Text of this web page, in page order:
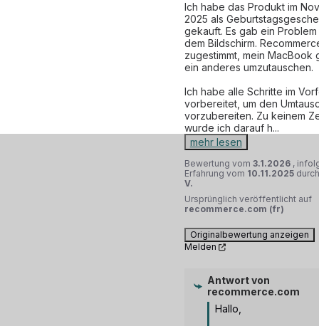
Ich habe das Produkt im
2025 als
gekauft. Es gab ein Problem
dem Bildschirm.
zugestimmt, mein MacBook
ein anderes umzutauschen.
Ich habe alle Schritte im
vorbereitet, um den
vorzubereiten. Zu keinem
wurde ich darauf h...
mehr lesen
Bewertung vom 3.1.2026 ,
Erfahrung vom 10.11.2025
V.
Ursprünglich veröffentlicht auf
recommerce.com (fr)
Originalbewertung anzeigen
Melden
Antwort von
recommerce.com
Hallo,